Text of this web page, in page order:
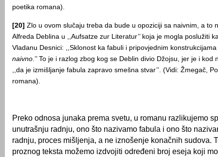
poetika romana).
[20] Zlo u ovom slučaju treba da bude u opoziciji sa naivnim, a to
Alfreda Deblina u ,,Aufsatze zur Literatur’’ koja je mogla poslužiti
Vladanu Desnici: ,,Sklonost ka fabuli i pripovjednim
naivno.’’ To je i razlog zbog kog se Deblin divio Džojsu, jer je i kod
,,da je izmišljanje fabula zapravo smešna stvar’’. (Vidi: Žmegač,
romana).
Preko odnosa junaka prema svetu, u romanu razlikujemo
unutrašnju radnju, ono što nazivamo fabula i ono što
radnju, proces mišljenja, a ne iznošenje konačnih sudova.
proznog teksta možemo izdvojiti određeni broj eseja koji